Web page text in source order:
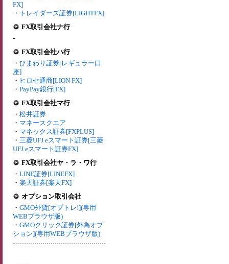
FX]
・ トレイダーズ証券[LIGHTFX]
FX取引会社ナ行
-
FX取引会社ハ行
・ ひまわり証券[レギュラー口
座]
・ ヒロセ通商[LION FX]
・ PayPay銀行[FX]
FX取引会社マ行
・ 松井証券
・ マネースクエア
・ マネックス証券[FXPLUS]
・ 三菱UFJ eスマート証券[三菱
UFJ eスマート証券FX]
FX取引会社ヤ・ラ・ワ行
・ LINE証券[LINEFX]
・ 楽天証券[楽天FX]
オプション取引会社
・ GMO外貨[オプトレ!](専用
WEBブラウザ版)
・ GMOクリック証券[外為オプ
ション](専用WEBブラウザ版)